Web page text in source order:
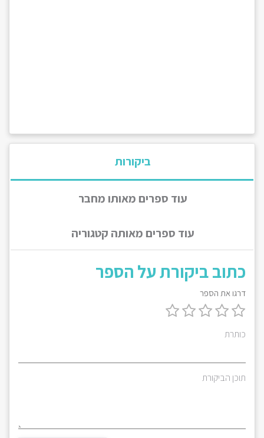
ביקורות
עוד ספרים מאותו מחבר
עוד ספרים מאותה קטגוריה
כתוב ביקורת על הספר
דרגו את הספר
כותרת
תוכן הביקורת